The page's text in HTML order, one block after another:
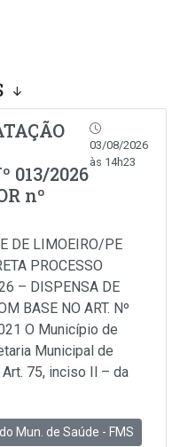
013/2026
nº
03/08/2026
às 14h23
DE LIMOEIRO/PE
PROCESSO
– DISPENSA DE
BASE NO ART. Nº
O Município de
Municipal de
75, inciso Il – da
Mun. de Saúde - FMS